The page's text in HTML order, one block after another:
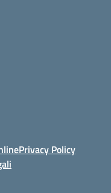
Privacy Policy